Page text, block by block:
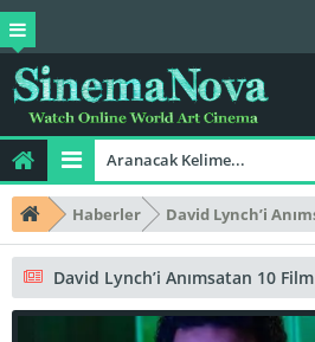
Haberler
David Lynch’i Anımsatan 10 Film